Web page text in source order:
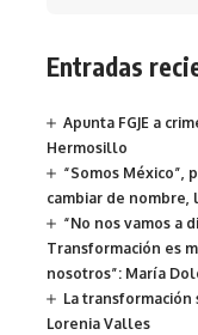
Entradas
Apunta FGJE a
Hermosillo
“Somos México”,
cambiar de
“No nos vamos a
Transformación es
nosotros”: María
La
Lorenia Valles